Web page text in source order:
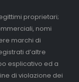
proprietari;
nomi
marchi di
d’altre
esplicativo ed a
di violazione dei